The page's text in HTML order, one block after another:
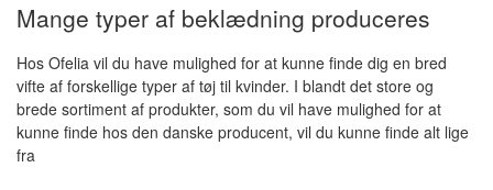
Mange typer af beklædning produceres
Hos Ofelia vil du have mulighed for at kunne finde dig en bred
vifte af forskellige typer af tøj til kvinder. I blandt det store og
brede sortiment af produkter, som du vil have mulighed for at
kunne finde hos den danske producent, vil du kunne finde alt lige
fra